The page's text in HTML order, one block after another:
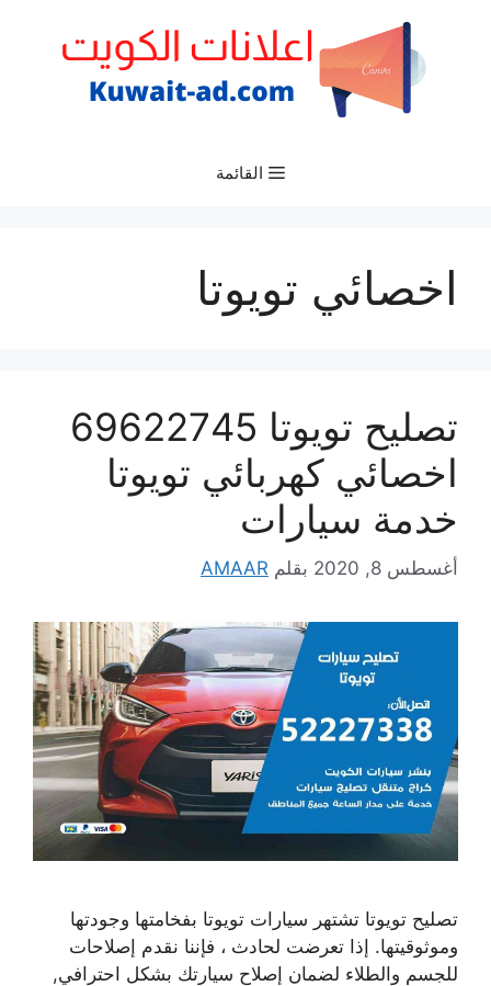
القائمة
اخصائي تويوتا
تصليح تويوتا 69622745
اخصائي كهربائي تويوتا
خدمة سيارات
أغسطس 8, 2020 بقلم AMAAR
تصليح تويوتا تشتهر سيارات تويوتا بفخامتها وجودتها
وموثوقيتها. إذا تعرضت لحادث ، فإننا نقدم إصلاحات
للجسم والطلاء لضمان إصلاح سيارتك بشكل احترافي,